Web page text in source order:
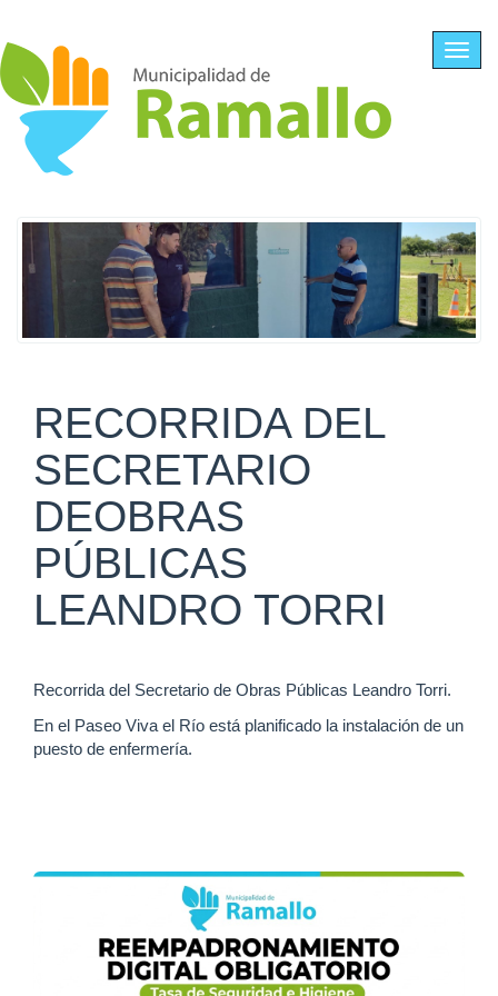
RECORRIDA DEL
SECRETARIO
DEOBRAS
PÚBLICAS
LEANDRO TORRI
Recorrida del Secretario de Obras Públicas Leandro Torri.
En el Paseo Viva el Río está planificado la instalación de un
puesto de enfermería.